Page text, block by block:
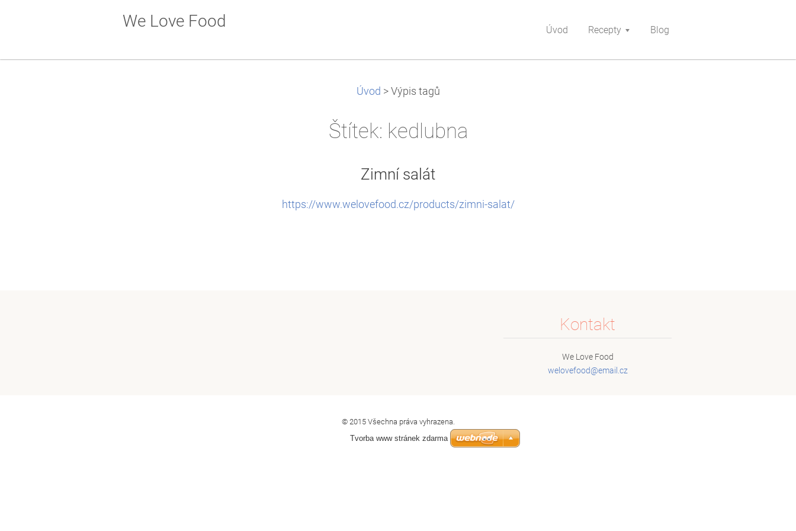
We Love Food Úvod Recepty Blog
Úvod > Výpis tagů
Štítek: kedlubna
Zimní salát
https://www.welovefood.cz/products/zimni-salat/
Kontakt
We Love Food
welovefood@email .cz
© 2015 Všechna práva vyhrazena.
Tvorba www stránek zdarma